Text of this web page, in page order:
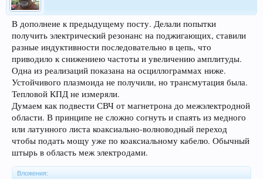
В дополнеие к предыдущему посту. Делали попытки
получить электрический резонанс на поджигающих, ставили
разные индуктивности последовательно в цепь, что
приводило к снижениею частоты и увеличению амплитуды.
Одна из реализаций показана на осциллограммах ниже.
Устойчивого плазмоида не получили, но трансмутация была.
Тепловой КПД не измеряли.
Думаем как подвести СВЧ от магнетрона до межэлектродной
области. В принципе не сложно согнуть и спаять из медного
или латунного листа коаксиально-волноводный переход
чтобы подать мощу уже по коаксиальному кабелю. Обычный
штырь в область меж электродами.
Вложения: